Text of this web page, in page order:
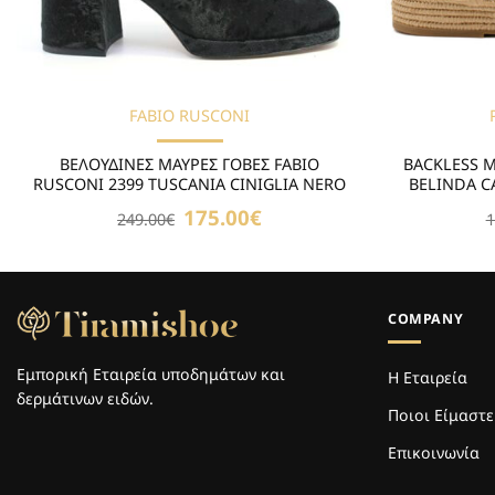
FABIO RUSCONI
ΒΕΛΟΥΔΙΝΕΣ ΜΑΥΡΕΣ ΓΟΒΕΣ FABIO
RUSCONI 2399 TUSCANIA CINIGLIA NERO
249.00€ Original
price
175.00€Η
175.00€.
BACKLESS
BELINDA
Εμπορική Εταιρεία υποδημάτων και
δερμάτινων ειδών.
COMPANY
Η Εταιρεία
Ποιοι Είμαστε
Επικοινωνία